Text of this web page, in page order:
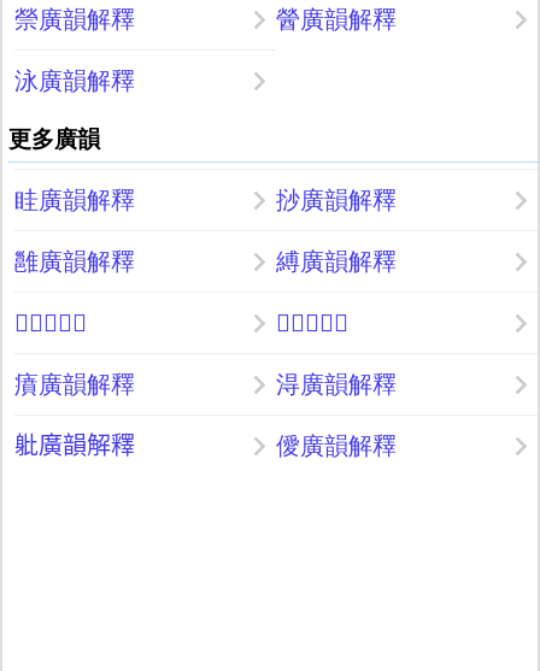
禜廣韻解釋 醟廣韻解釋
泳廣韻解釋
更多廣韻
眭廣韻解釋 挱廣韻解釋
雝廣韻解釋 縛廣韻解釋
𧭤廣韻解釋 𣧳廣韻解釋
㿎廣韻解釋 淂廣韻解釋
𨈚廣韻解釋 僾廣韻解釋